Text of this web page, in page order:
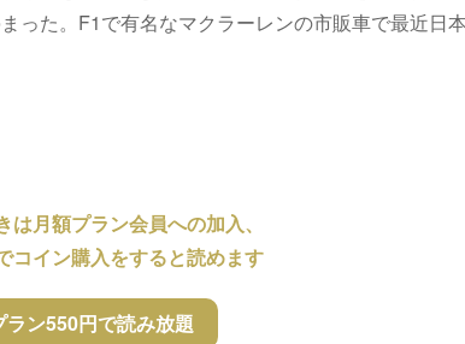
った。F1で有名なマクラーレンの市販車で最近日本
は月額プラン会員への加入、
コイン購入をすると読めます
ラン550円で読み放題